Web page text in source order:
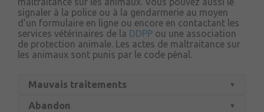
signaler à la police ou à la gendarmerie au moyen
d'un formulaire en ligne ou encore en contactant les
services vétérinaires de la DDPP ou une association
de protection animale. Les actes de maltraitance sur
les animaux sont punis par le code pénal.
Mauvais traitements
Abandon